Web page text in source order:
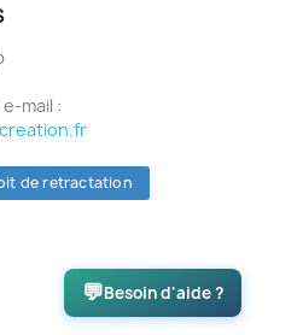
mail :
💬Besoin d'aide ?
de retractation